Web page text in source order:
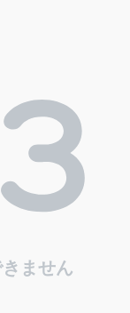
ません